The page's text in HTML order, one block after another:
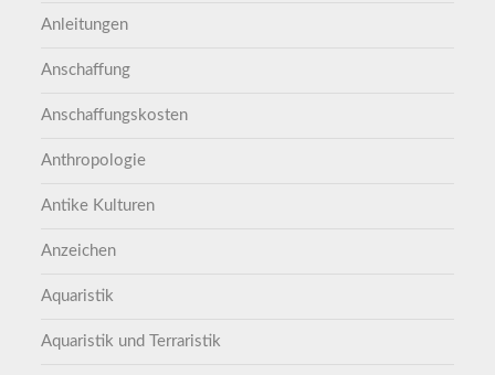
Anleitungen
Anschaffung
Anschaffungskosten
Anthropologie
Antike Kulturen
Anzeichen
Aquaristik
Aquaristik und Terraristik